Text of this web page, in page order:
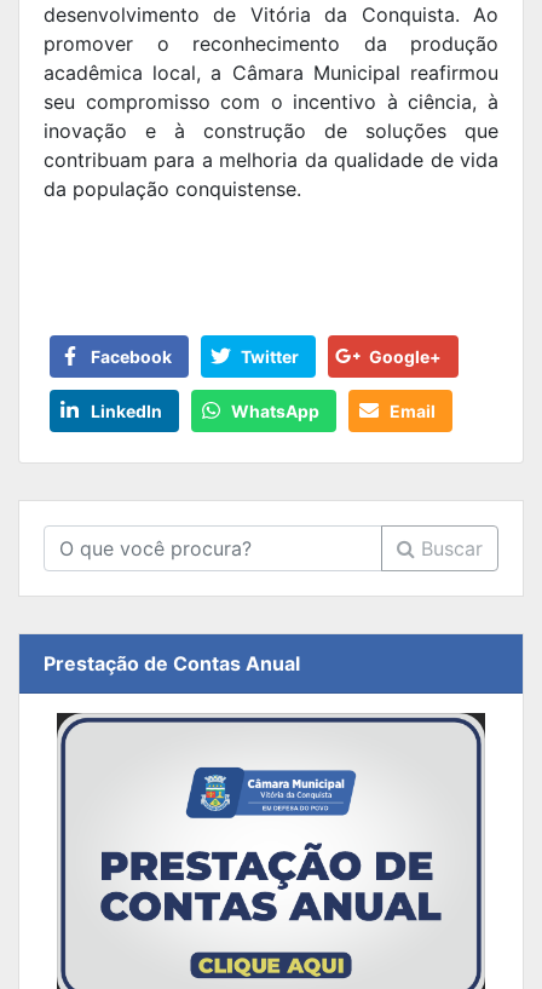
desenvolvimento de Vitória da Conquista. Ao
promover o reconhecimento da produção
acadêmica local, a Câmara Municipal reafirmou
seu compromisso com o incentivo à ciência, à
inovação e à construção de soluções que
contribuam para a melhoria da qualidade de vida
da população conquistense.
Facebook Twitter Google+
LinkedIn WhatsApp Email
Buscar
Prestação de Contas Anual